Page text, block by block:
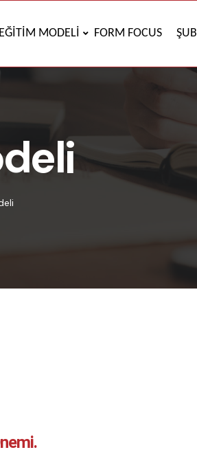
EĞİTİM MODELİ FORM FOCUS